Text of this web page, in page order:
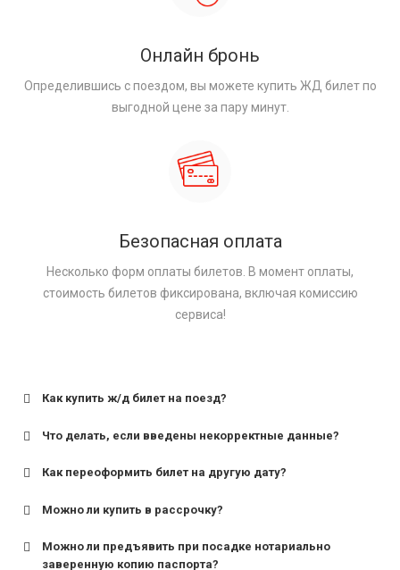
Онлайн бронь
Определившись с поездом, вы можете купить ЖД билет по
выгодной цене за пару минут.
Безопасная оплата
Несколько форм оплаты билетов. В момент оплаты,
стоимость билетов фиксирована, включая комиссию
сервиса!
Как купить ж/д билет на поезд?
Что делать, если введены некорректные данные?
Как переоформить билет на другую дату?
Можно ли купить в рассрочку?
Можно ли предъявить при посадке нотариально
заверенную копию паспорта?